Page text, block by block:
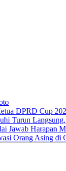
DPRD Cup
Turun
Jawab Harapan
Orang Asing